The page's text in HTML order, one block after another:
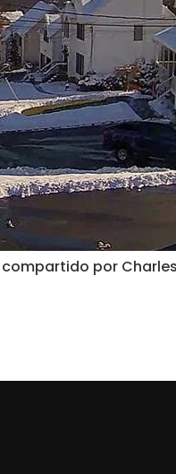
compartido por